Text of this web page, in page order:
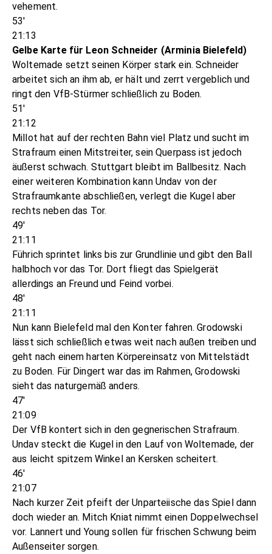
vehement.
53'
21:13
Gelbe Karte für Leon Schneider (Arminia Bielefeld)
Woltemade setzt seinen Körper stark ein. Schneider
arbeitet sich an ihm ab, er hält und zerrt vergeblich und
ringt den VfB-Stürmer schließlich zu Boden.
51'
21:12
Millot hat auf der rechten Bahn viel Platz und sucht im
Strafraum einen Mitstreiter, sein Querpass ist jedoch
äußerst schwach. Stuttgart bleibt im Ballbesitz. Nach
einer weiteren Kombination kann Undav von der
Strafraumkante abschließen, verlegt die Kugel aber
rechts neben das Tor.
49'
21:11
Führich sprintet links bis zur Grundlinie und gibt den Ball
halbhoch vor das Tor. Dort fliegt das Spielgerät
allerdings an Freund und Feind vorbei.
48'
21:11
Nun kann Bielefeld mal den Konter fahren. Grodowski
lässt sich schließlich etwas weit nach außen treiben und
geht nach einem harten Körpereinsatz von Mittelstädt
zu Boden. Für Dingert war das im Rahmen, Grodowski
sieht das naturgemäß anders.
47'
21:09
Der VfB kontert sich in den gegnerischen Strafraum.
Undav steckt die Kugel in den Lauf von Woltemade, der
aus leicht spitzem Winkel an Kersken scheitert.
46'
21:07
Nach kurzer Zeit pfeift der Unparteiische das Spiel dann
doch wieder an. Mitch Kniat nimmt einen Doppelwechsel
vor. Lannert und Young sollen für frischen Schwung beim
Außenseiter sorgen.